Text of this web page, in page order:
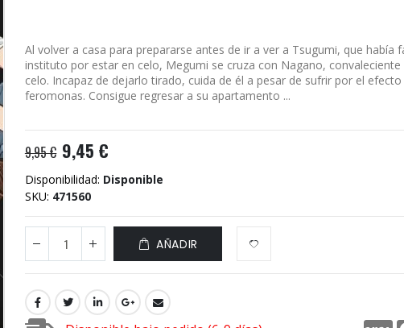
Al volver a casa para prepararse antes de ir a ver a Tsugumi, que había
instituto por estar en celo, Megumi se cruza con Nagano,
celo. Incapaz de dejarlo tirado, cuida de él a pesar de sufrir por el efecto
feromonas. Consigue regresar a su apartamento ...
9,95 € 9,45 €
Disponibilidad: Disponible
SKU 471560
AÑADIR